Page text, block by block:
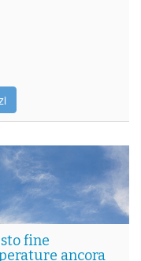
fine
ancora